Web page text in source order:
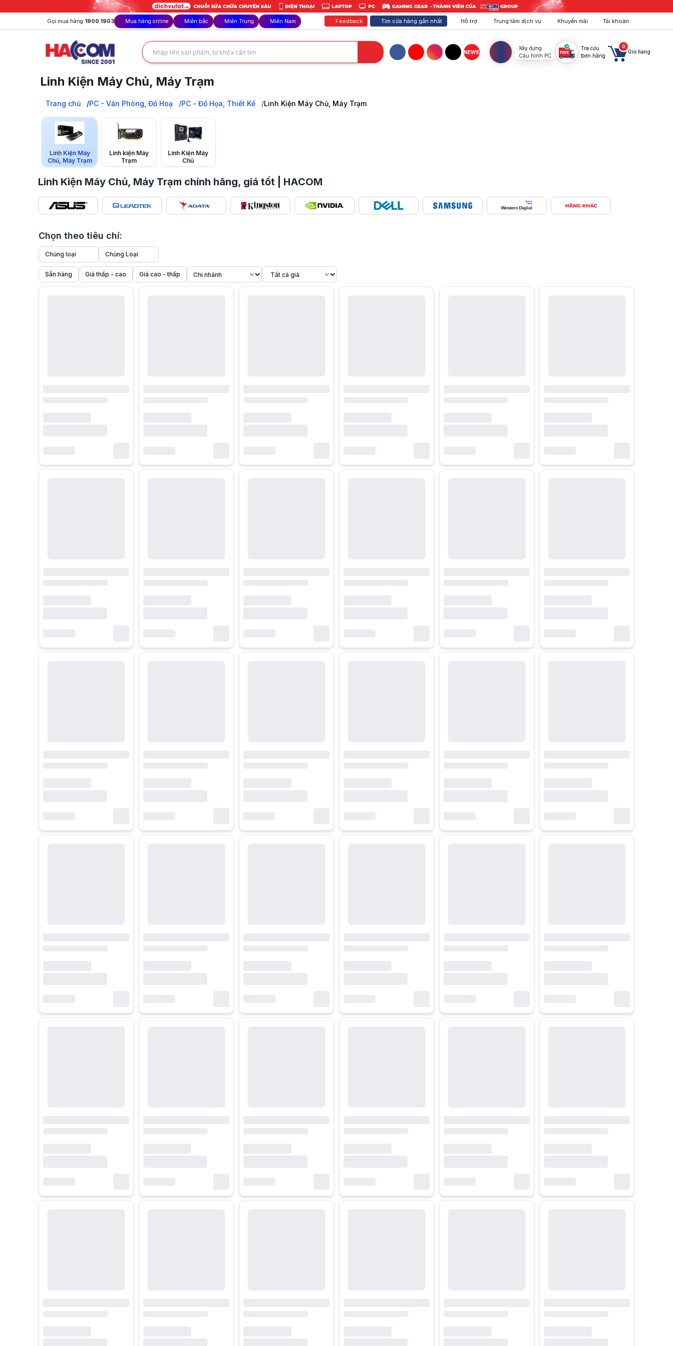
Gọi mua hàng:1900.1903 Mua hàng online Miền bắc Miền Trung Miền Nam Feedback Tìm cửa hàng gần nhất Hỗ trợ Trung tâm dịch vụ Khuyến mãi Tài khoản
FacebookYouTubeInstagram
TikTok
NEWS
Xây dựng
Cấu hình PC
Tra cứu
Đơn hàng
0
Giỏ hàng
Linh Kiện Máy Chủ, Máy Trạm
PC - Văn Phòng, Đồ Hoạ
PC - Đồ Họa, Thiết Kế
Linh Kiện Máy Chủ, Máy Trạm
Trang chủ PC - Văn Phòng, Đồ Hoạ PC - Đồ Họa, Thiết Kế Linh Kiện Máy Chủ, Máy Trạm
Linh Kiện Máy
Chủ, Máy Trạm
Linh kiện Máy
Trạm
Linh Kiện Máy
Chủ
Linh Kiện Máy Chủ, Máy Trạm chính hãng, giá tốt | HACOM
Chọn theo tiêu chí:
Chủng loại Chủng Loại
Sẵn hàng Giá thấp - cao Giá cao - thấp